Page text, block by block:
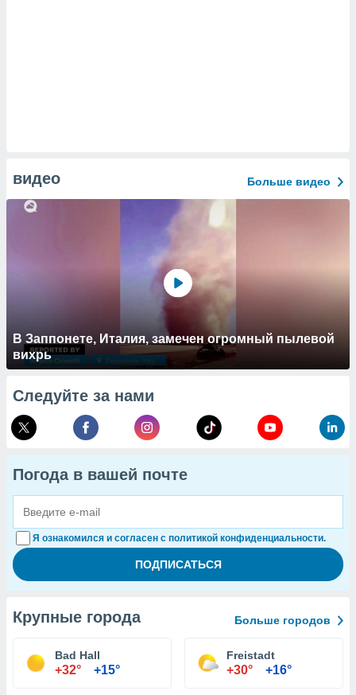
видео Больше видео
В Заппонете, Италия, замечен огромный пылевой
вихрь
Следуйте за нами
Погода в вашей почте
Я ознакомился и согласен с политикой конфиденциальности.
Крупные города Больше городов
Bad Hall
+32° +15°
Freistadt
+30° +16°